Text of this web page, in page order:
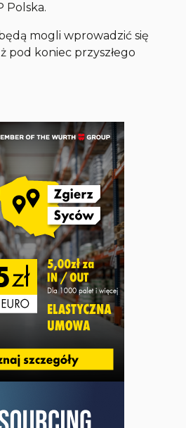
Polska.
mogli wprowadzić się
pod koniec przyszłego